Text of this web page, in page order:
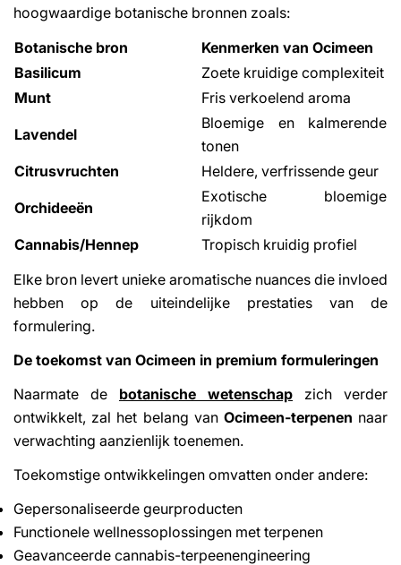
hoogwaardige botanische bronnen zoals:
Botanische bron
Kenmerken van Ocimeen
Basilicum
Zoete kruidige complexiteit
Munt
Fris verkoelend aroma
Lavendel
Bloemige en kalmerende
tonen
Citrusvruchten
Heldere, verfrissende geur
Orchideeën
Exotische bloemige
rijkdom
Cannabis/Hennep
Tropisch kruidig profiel
Elke bron levert unieke aromatische nuances die invloed
hebben op de uiteindelijke prestaties van de
formulering.
De toekomst van Ocimeen in premium formuleringen
Naarmate de botanische wetenschap zich verder
ontwikkelt, zal het belang van Ocimeen-terpenen naar
verwachting aanzienlijk toenemen.
Toekomstige ontwikkelingen omvatten onder andere:
Gepersonaliseerde geurproducten
Functionele wellnessoplossingen met terpenen
Geavanceerde cannabis-terpeenengineering